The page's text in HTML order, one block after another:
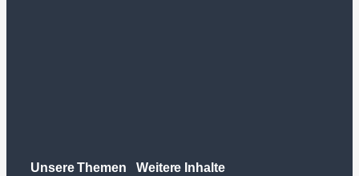
Unsere Themen Weitere Inhalte